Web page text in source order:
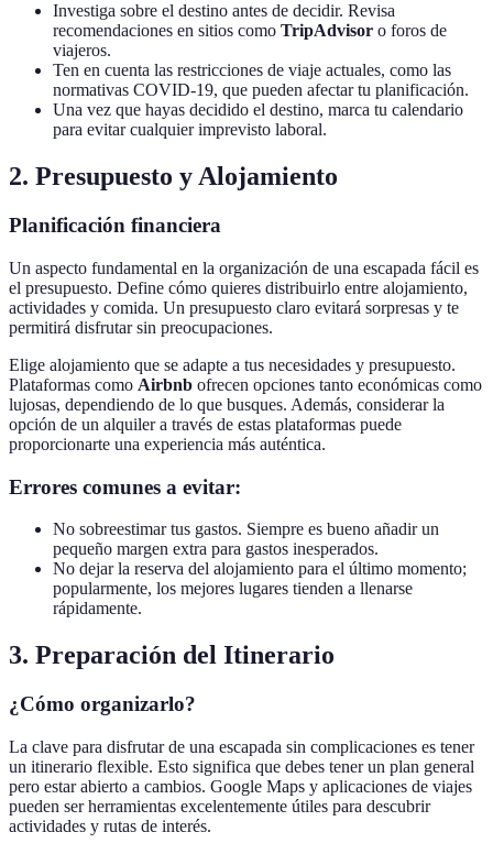
Investiga sobre el destino antes de decidir. Revisa
recomendaciones en sitios como TripAdvisor o foros de
viajeros.
Ten en cuenta las restricciones de viaje actuales, como las
normativas COVID-19, que pueden afectar tu planificación.
Una vez que hayas decidido el destino, marca tu calendario
para evitar cualquier imprevisto laboral.
2. Presupuesto y Alojamiento
Planificación financiera
Un aspecto fundamental en la organización de una escapada fácil es
el presupuesto. Define cómo quieres distribuirlo entre alojamiento,
actividades y comida. Un presupuesto claro evitará sorpresas y te
permitirá disfrutar sin preocupaciones.
Elige alojamiento que se adapte a tus necesidades y presupuesto.
Plataformas como Airbnb ofrecen opciones tanto económicas como
lujosas, dependiendo de lo que busques. Además, considerar la
opción de un alquiler a través de estas plataformas puede
proporcionarte una experiencia más auténtica.
Errores comunes a evitar:
No sobreestimar tus gastos. Siempre es bueno añadir un
pequeño margen extra para gastos inesperados.
No dejar la reserva del alojamiento para el último momento;
popularmente, los mejores lugares tienden a llenarse
rápidamente.
3. Preparación del Itinerario
¿Cómo organizarlo?
La clave para disfrutar de una escapada sin complicaciones es tener
un itinerario flexible. Esto significa que debes tener un plan general
pero estar abierto a cambios. Google Maps y aplicaciones de viajes
pueden ser herramientas excelentemente útiles para descubrir
actividades y rutas de interés.